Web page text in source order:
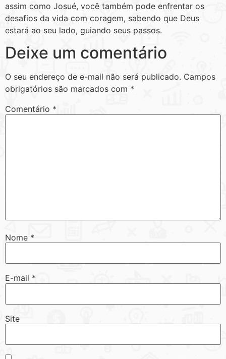
assim como Josué, você também pode enfrentar os
desafios da vida com coragem, sabendo que Deus
estará ao seu lado, guiando seus passos.
Deixe um comentário
O seu endereço de e-mail não será publicado. Campos
obrigatórios são marcados com *
Comentário *
Nome *
E-mail *
Site